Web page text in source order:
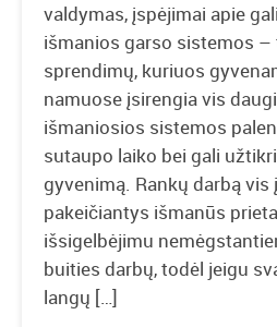
valdymas, įspėjimai apie
išmanios garso sistemos –
sprendimų, kuriuos
namuose įsirengia vis
išmaniosios sistemos
sutaupo laiko bei gali
gyvenimą. Rankų darbą
pakeičiantys išmanūs
išsigelbėjimu
buities darbų, todėl jeigu
langų […]